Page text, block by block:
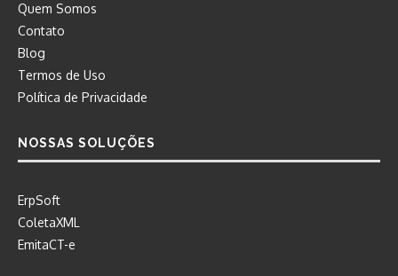
Quem Somos
Contato
Blog
Termos de Uso
Política de Privacidade
NOSSAS SOLUÇÕES
ErpSoft
ColetaXML
EmitaCT-e